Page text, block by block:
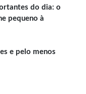
do dia: o
pequeno à
e pelo menos